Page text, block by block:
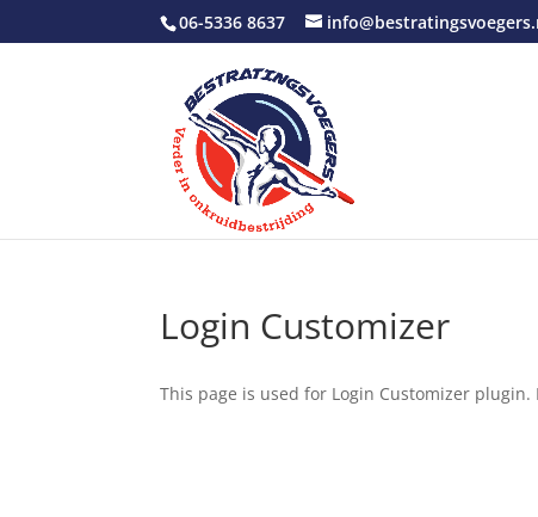
06-5336 8637
Login Customizer
This page is used for Login Customizer